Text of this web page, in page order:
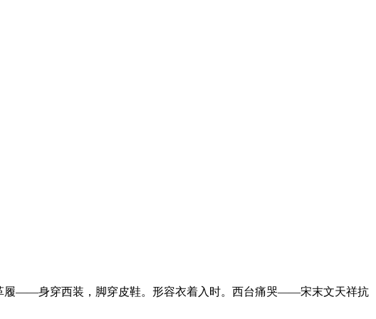
履——身穿西装，脚穿皮鞋。形容衣着入时。西台痛哭——宋末文天祥抗